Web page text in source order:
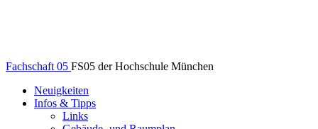
Fachschaft 05 FS05 der Hochschule München
Neuigkeiten
Infos & Tipps
Links